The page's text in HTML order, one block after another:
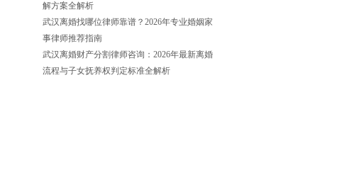
解方案全解析
武汉离婚找哪位律师靠谱？2026年专业婚姻家
事律师推荐指南
武汉离婚财产分割律师咨询：2026年最新离婚
流程与子女抚养权判定标准全解析